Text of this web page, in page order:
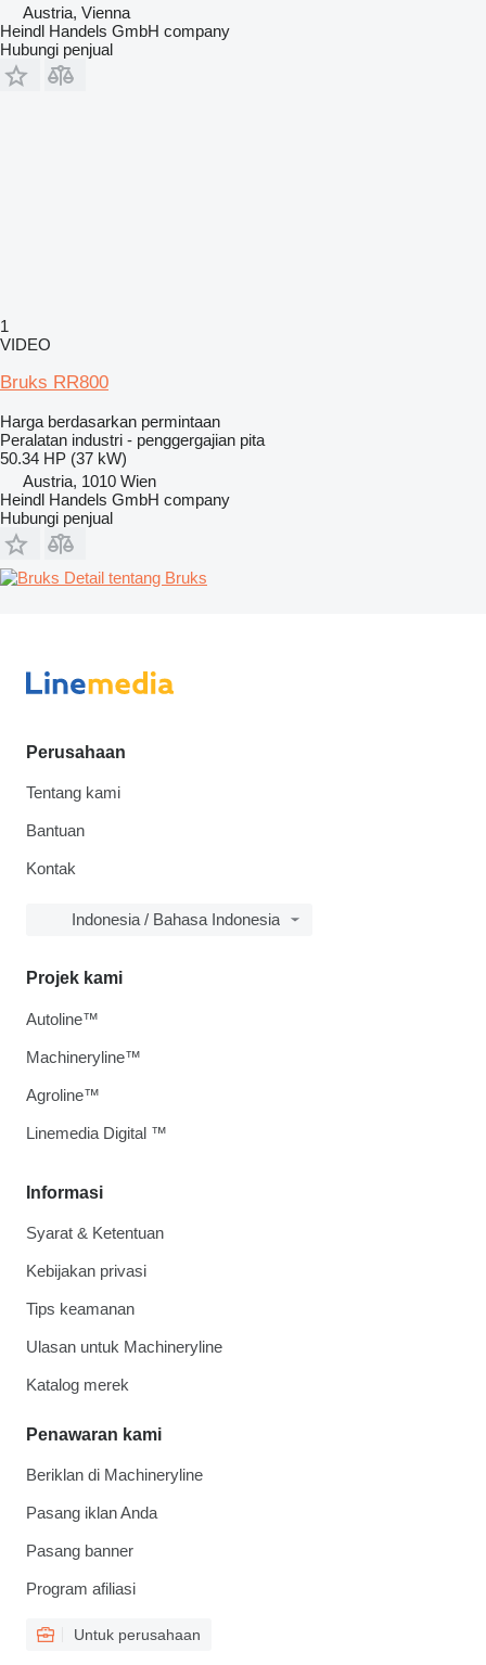
Austria, Vienna
Heindl Handels GmbH company
Hubungi penjual
1
VIDEO
Bruks RR800
Harga berdasarkan permintaan
Peralatan industri - penggergajian pita
50.34 HP (37 kW)
Austria, 1010 Wien
Heindl Handels GmbH company
Hubungi penjual
Detail tentang Bruks
Perusahaan
Tentang kami
Bantuan
Kontak
Indonesia / Bahasa Indonesia
Informasi
Syarat & Ketentuan
Kebijakan privasi
Tips keamanan
Ulasan untuk Machineryline
Katalog merek
Penawaran kami
Beriklan di Machineryline
Pasang iklan Anda
Pasang banner
Program afiliasi
Untuk perusahaan
Projek kami
Autoline™
Machineryline™
Agroline™
Linemedia Digital ™